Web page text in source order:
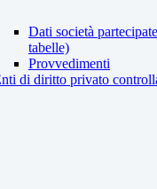
Dati società
tabelle)
Provvedimenti
di diritto privato